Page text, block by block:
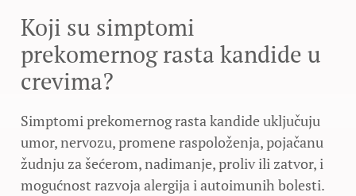
Koji su simptomi
prekomernog rasta kandide u
crevima?
Simptomi prekomernog rasta kandide uključuju
umor, nervozu, promene raspoloženja, pojačanu
žudnju za šećerom, nadimanje, proliv ili zatvor, i
mogućnost razvoja alergija i autoimunih bolesti.